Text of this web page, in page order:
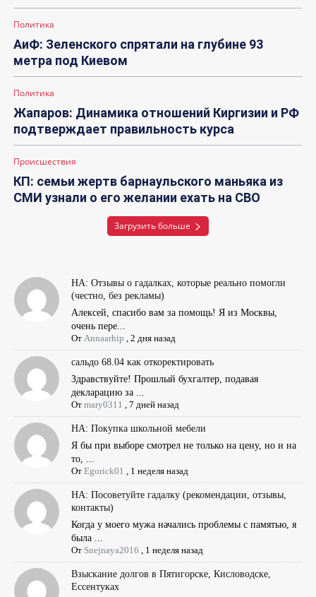
Политика
АиФ: Зеленского спрятали на глубине 93
метра под Киевом
Политика
Жапаров: Динамика отношений Киргизии и РФ
подтверждает правильность курса
Происшествия
КП: семьи жертв барнаульского маньяка из
СМИ узнали о его желании ехать на СВО
Загрузить больше
НА: Отзывы о гадалках, которые реально помогли
(честно, без рекламы)
Алексей, спасибо вам за помощь! Я из Москвы,
очень пере...
От Annaarhip ,2 дня назад
сальдо 68.04 как откоректировать
Здравствуйте! Прошлый бухгалтер, подавая
декларацию за ...
Отmary0311 ,7 дней назад
НА: Покупка школьной мебели
Я бы при выборе смотрел не только на цену, но и на
то, ...
ОтEgorick01 1 неделя назад
НА: Посоветуйте гадалку (рекомендации, отзывы,
контакты)
Когда у моего мужа начались проблемы с памятью, я
была ...
От Snejnaya2016 1 неделя назад
Взыскание долгов в Пятигорске, Кисловодске,
Ессентуках